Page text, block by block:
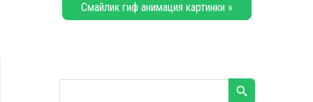
Смайлик гиф анимация картинки »